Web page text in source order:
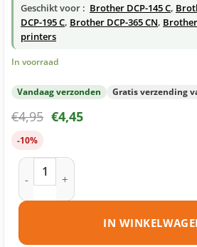
Geschikt voor : Brother DCP-145 C,
DCP-195 C, Brother DCP-365 CN, Brother
printers
In voorraad
Vandaag verzonden Gratis verzending
€4,95 €4,45
-10%
Brother LC980 M inktcartridge
IN